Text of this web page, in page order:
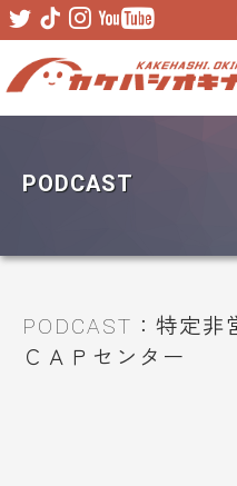
Skip
to
primary
Skip
to
main
PODCAST
PODCAST：特定非
ＣＡＰセンター